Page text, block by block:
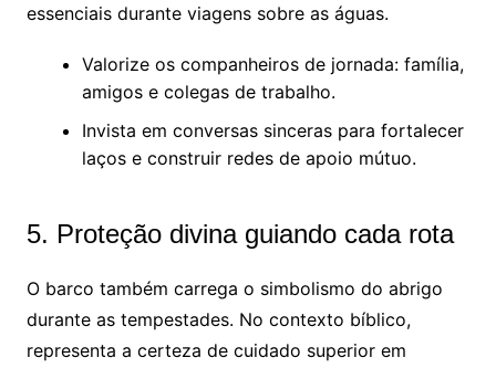
essenciais durante viagens sobre as águas.
Valorize os companheiros de jornada: família,
amigos e colegas de trabalho.
Invista em conversas sinceras para fortalecer
laços e construir redes de apoio mútuo.
5. Proteção divina guiando cada rota
O barco também carrega o simbolismo do abrigo
durante as tempestades. No contexto bíblico,
representa a certeza de cuidado superior em